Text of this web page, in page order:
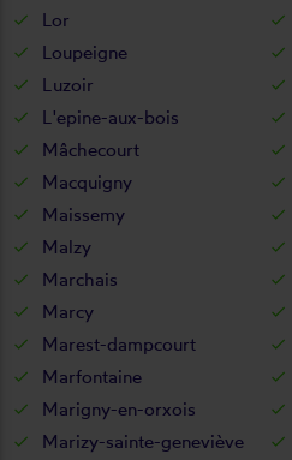
Lor
Loupeigne
Luzoir
L'epine-aux-bois
Mâchecourt
Macquigny
Maissemy
Malzy
Marchais
Marcy
Marest-dampcourt
Marfontaine
Marigny-en-orxois
Marizy-sainte-geneviève